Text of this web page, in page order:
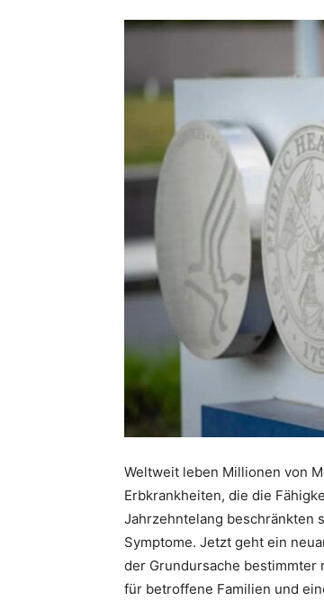
Weltweit leben Millionen von
Erbkrankheiten, die die
Jahrzehntelang beschränkten
Symptome. Jetzt geht ein
der Grundursache bestimmter
für betroffene Familien und